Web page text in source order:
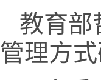
教育部
管理方